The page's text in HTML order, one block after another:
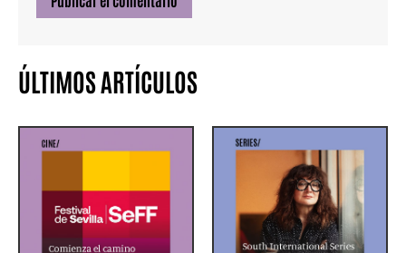
ÚLTIMOS ARTÍCULOS